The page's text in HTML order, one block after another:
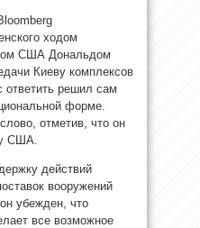
ходом
США Дональдом
Киеву комплексов
ответить решил сам
форме.
отметив, что он
США.
действий
вооружений
убежден, что
все возможное